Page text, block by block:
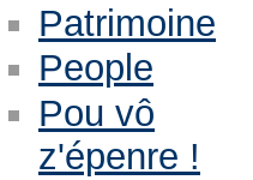
Patrimoine
People
Pou vô
z'épenre !